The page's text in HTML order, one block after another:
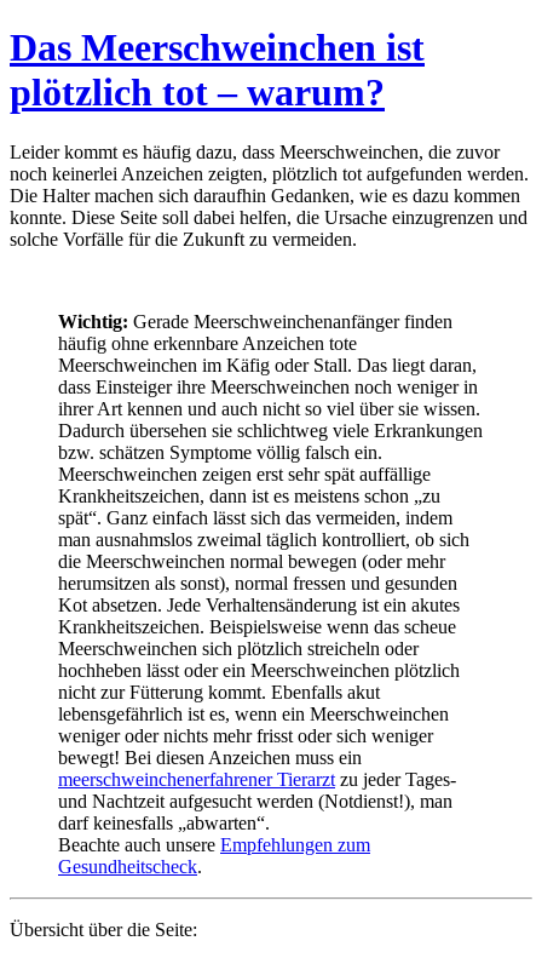
Das Meerschweinchen ist
plötzlich tot – warum?
Leider kommt es häufig dazu, dass Meerschweinchen, die zuvor
noch keinerlei Anzeichen zeigten, plötzlich tot aufgefunden werden.
Die Halter machen sich daraufhin Gedanken, wie es dazu kommen
konnte. Diese Seite soll dabei helfen, die Ursache einzugrenzen und
solche Vorfälle für die Zukunft zu vermeiden.
Wichtig: Gerade Meerschweinchenanfänger finden
häufig ohne erkennbare Anzeichen tote
Meerschweinchen im Käfig oder Stall. Das liegt daran,
dass Einsteiger ihre Meerschweinchen noch weniger in
ihrer Art kennen und auch nicht so viel über sie wissen.
Dadurch übersehen sie schlichtweg viele Erkrankungen
bzw. schätzen Symptome völlig falsch ein.
Meerschweinchen zeigen erst sehr spät auffällige
Krankheitszeichen, dann ist es meistens schon „zu
spät“. Ganz einfach lässt sich das vermeiden, indem
man ausnahmslos zweimal täglich kontrolliert, ob sich
die Meerschweinchen normal bewegen (oder mehr
herumsitzen als sonst), normal fressen und gesunden
Kot absetzen. Jede Verhaltensänderung ist ein akutes
Krankheitszeichen. Beispielsweise wenn das scheue
Meerschweinchen sich plötzlich streicheln oder
hochheben lässt oder ein Meerschweinchen plötzlich
nicht zur Fütterung kommt. Ebenfalls akut
lebensgefährlich ist es, wenn ein Meerschweinchen
weniger oder nichts mehr frisst oder sich weniger
bewegt! Bei diesen Anzeichen muss ein
meerschweinchenerfahrener Tierarzt zu jeder Tages-
und Nachtzeit aufgesucht werden (Notdienst!), man
darf keinesfalls „abwarten“.
Beachte auch unsere Empfehlungen zum
Gesundheitscheck.
Übersicht über die Seite: